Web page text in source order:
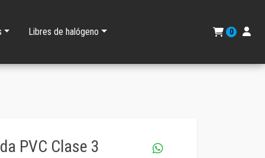
Libres de halógeno 0
PVC Clase 3